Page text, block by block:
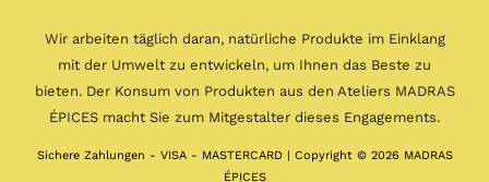
Wir arbeiten täglich daran, natürliche Produkte im Einklang
mit der Umwelt zu entwickeln, um Ihnen das Beste zu
bieten. Der Konsum von Produkten aus den Ateliers MADRAS
ÉPICES macht Sie zum Mitgestalter dieses Engagements.
Sichere Zahlungen - VISA - MASTERCARD | Copyright © 2026 MADRAS
ÉPICES